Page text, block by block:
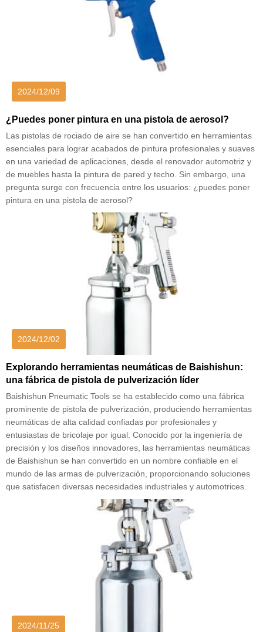
2024/12/09
¿Puedes poner pintura en una pistola de aerosol?
Las pistolas de rociado de aire se han convertido en herramientas
esenciales para lograr acabados de pintura profesionales y suaves
en una variedad de aplicaciones, desde el renovador automotriz y
de muebles hasta la pintura de pared y techo. Sin embargo, una
pregunta surge con frecuencia entre los usuarios: ¿puedes poner
pintura en una pistola de aerosol?
2024/12/02
Explorando herramientas neumáticas de Baishishun:
una fábrica de pistola de pulverización líder
Baishishun Pneumatic Tools se ha establecido como una fábrica
prominente de pistola de pulverización, produciendo herramientas
neumáticas de alta calidad confiadas por profesionales y
entusiastas de bricolaje por igual. Conocido por la ingeniería de
precisión y los diseños innovadores, las herramientas neumáticas
de Baishishun se han convertido en un nombre confiable en el
mundo de las armas de pulverización, proporcionando soluciones
que satisfacen diversas necesidades industriales y automotrices.
2024/11/25